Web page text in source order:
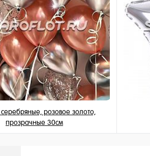
розовое золото,
прозрачные 30см